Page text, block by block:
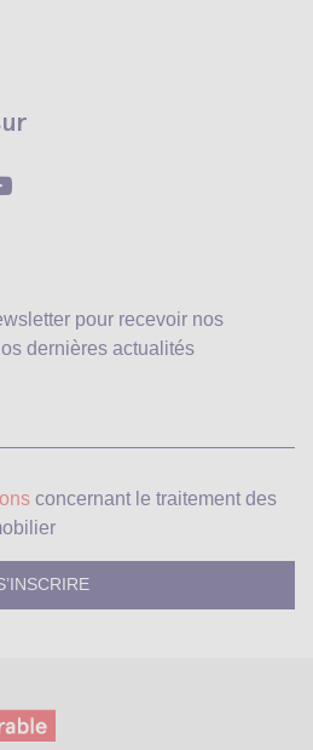
pour recevoir nos
dernières actualités
concernant le traitement des